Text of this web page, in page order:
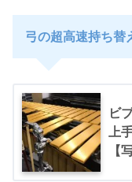
弓の超高速持ち替
ビ
上
【